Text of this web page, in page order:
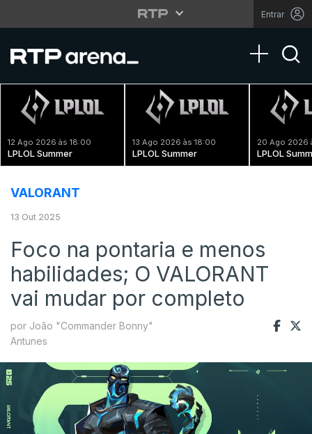
Entrar
Toggle
12 Ago 2026 às 18:00
LPLOL Summer
13 Ago 2026 às 18:00
LPLOL Summer
20 Ago 2026
LPLOL
VALORANT
13 Out 2025
Foco na pontaria e menos
habilidades; O VALORANT
vai mudar por completo
por João "Commander Bonny"
Antunes